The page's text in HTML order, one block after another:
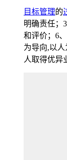
目标管理的
明确责任；
和评价；6
为导向,以
人取得优异